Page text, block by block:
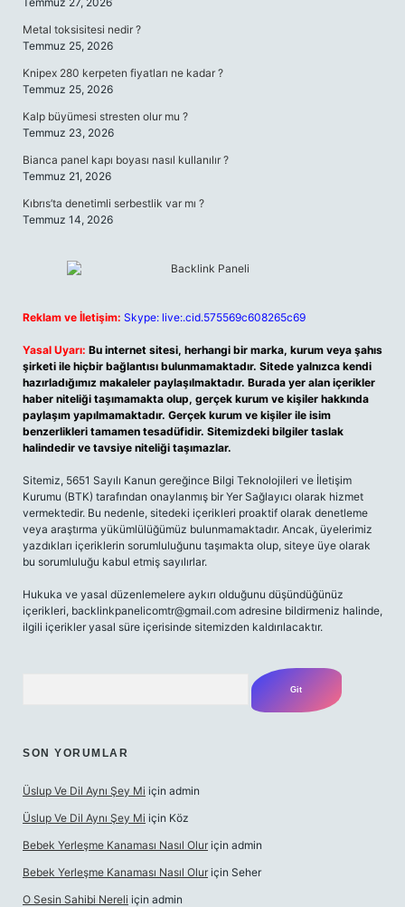
Metal toksisitesi nedir ?
Temmuz 25, 2026
Knipex 280 kerpeten fiyatları ne kadar ?
Temmuz 25, 2026
Kalp büyümesi stresten olur mu ?
Temmuz 23, 2026
Bianca panel kapı boyası nasıl kullanılır ?
Temmuz 21, 2026
Kıbrıs’ta denetimli serbestlik var mı ?
Temmuz 14, 2026
Reklam ve İletişim: Skype: live:.cid.575569c608265c69
Yasal Uyarı: Bu internet sitesi, herhangi bir marka, kurum veya şahıs
şirketi ile hiçbir bağlantısı bulunmamaktadır. Sitede yalnızca kendi
hazırladığımız makaleler paylaşılmaktadır. Burada yer alan içerikler
haber niteliği taşımamakta olup, gerçek kurum ve kişiler hakkında
paylaşım yapılmamaktadır. Gerçek kurum ve kişiler ile isim
benzerlikleri tamamen tesadüfidir. Sitemizdeki bilgiler taslak
halindedir ve tavsiye niteliği taşımazlar.
Sitemiz, 5651 Sayılı Kanun gereğince Bilgi Teknolojileri ve İletişim
Kurumu (BTK) tarafından onaylanmış bir Yer Sağlayıcı olarak hizmet
vermektedir. Bu nedenle, sitedeki içerikleri proaktif olarak denetleme
veya araştırma yükümlülüğümüz bulunmamaktadır. Ancak, üyelerimiz
yazdıkları içeriklerin sorumluluğunu taşımakta olup, siteye üye olarak
bu sorumluluğu kabul etmiş sayılırlar.
Hukuka ve yasal düzenlemelere aykırı olduğunu düşündüğünüz
içerikleri, backlinkpanelicomtr@gmail.com adresine bildirmeniz halinde,
ilgili içerikler yasal süre içerisinde sitemizden kaldırılacaktır.
SON YORUMLAR
Üslup Ve Dil Aynı Şey Mi için admin
Üslup Ve Dil Aynı Şey Mi için Köz
Bebek Yerleşme Kanaması Nasıl Olur için admin
Bebek Yerleşme Kanaması Nasıl Olur için Seher
O Sesin Sahibi Nereli için admin